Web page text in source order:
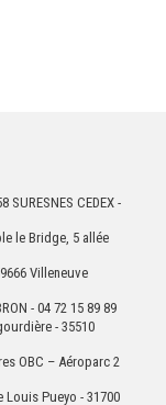
SURESNES CEDEX -
le Bridge, 5 allée
Villeneuve
- 04 72 15 89 89
- 35510
OBC – Aéroparc 2
Louis Pueyo - 31700